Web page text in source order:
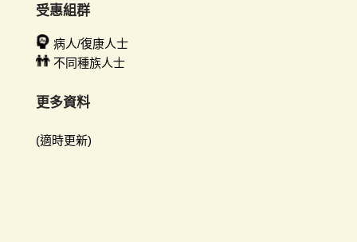
受惠組群
病人/復康人士
不同種族人士
更多資料
(適時更新)